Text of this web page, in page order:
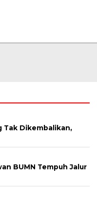
Tak Dikembalikan,
BUMN Tempuh Jalur